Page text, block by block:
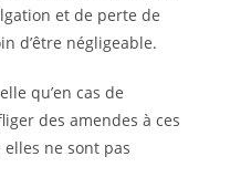
et de perte de
d’être négligeable.
qu’en cas de
des amendes à ces
ne sont pas